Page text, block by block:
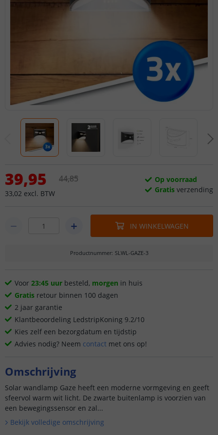
39,95
33,02 excl. BTW
44,85
Op voorraad
Gratis verzending
IN WINKELWAGEN
Productnummer: SLWL-GAZE-3
Voor 23:45 uur besteld, morgen in huis
Gratis retour binnen 100 dagen
2 jaar garantie
Klantbeoordeling LedstripKoning 9.2/10
Kies zelf een bezorgdatum en tijdstip
Advies nodig? Neem contact met ons op!
Omschrijving
Solar wandlamp Gaze heeft een moderne vormgeving en geeft
sfeervol warm wit licht. De zwarte buitenlamp is voorzien van
een bewegingssensor en zal...
Bekijk volledige omschrijving